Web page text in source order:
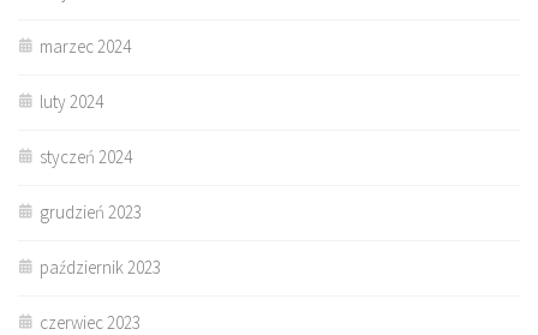
marzec 2024
luty 2024
styczeń 2024
grudzień 2023
październik 2023
czerwiec 2023